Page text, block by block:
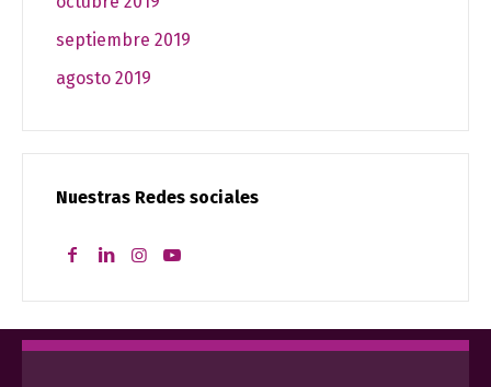
septiembre 2019
agosto 2019
Nuestras Redes sociales